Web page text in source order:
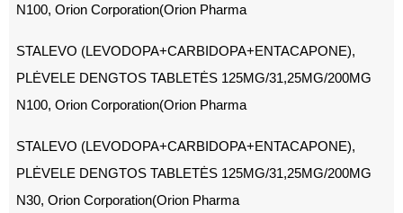
N100, Orion Corporation(Orion Pharma
STALEVO (LEVODOPA+CARBIDOPA+ENTACAPONE),
PLĖVELE DENGTOS TABLETĖS 125MG/31,25MG/200MG
N100, Orion Corporation(Orion Pharma
STALEVO (LEVODOPA+CARBIDOPA+ENTACAPONE),
PLĖVELE DENGTOS TABLETĖS 125MG/31,25MG/200MG
N30, Orion Corporation(Orion Pharma